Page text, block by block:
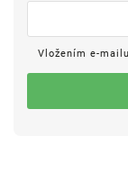
Vložením e-